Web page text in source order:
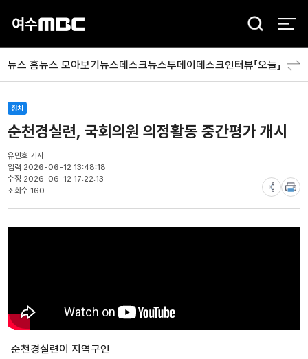
검
뉴스 홈뉴스 모아보기뉴스데스크뉴스투데이데스크인터뷰「오늘」 분야
정치
순천경실련, 국회의원 의정활동 중간평가 개시
유민호 기자
입력 2026-06-12 13:48:18
수정 2026-06-12 17:22:13
조회수 160
순천경실련이 지역구인